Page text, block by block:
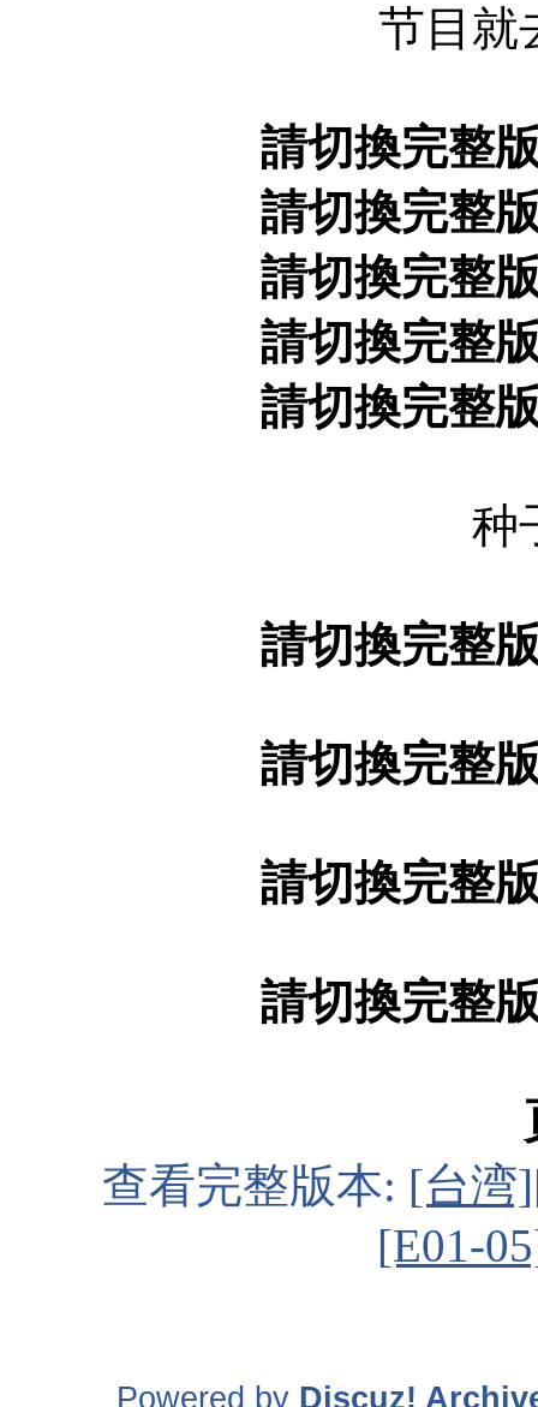
节目就
請切換完整
請切換完整
請切換完整
請切換完整
請切換完整
种
請切換完整
請切換完整
請切換完整
請切換完整
查看完整版本: [台湾
[E01-
Powered by Discuz!